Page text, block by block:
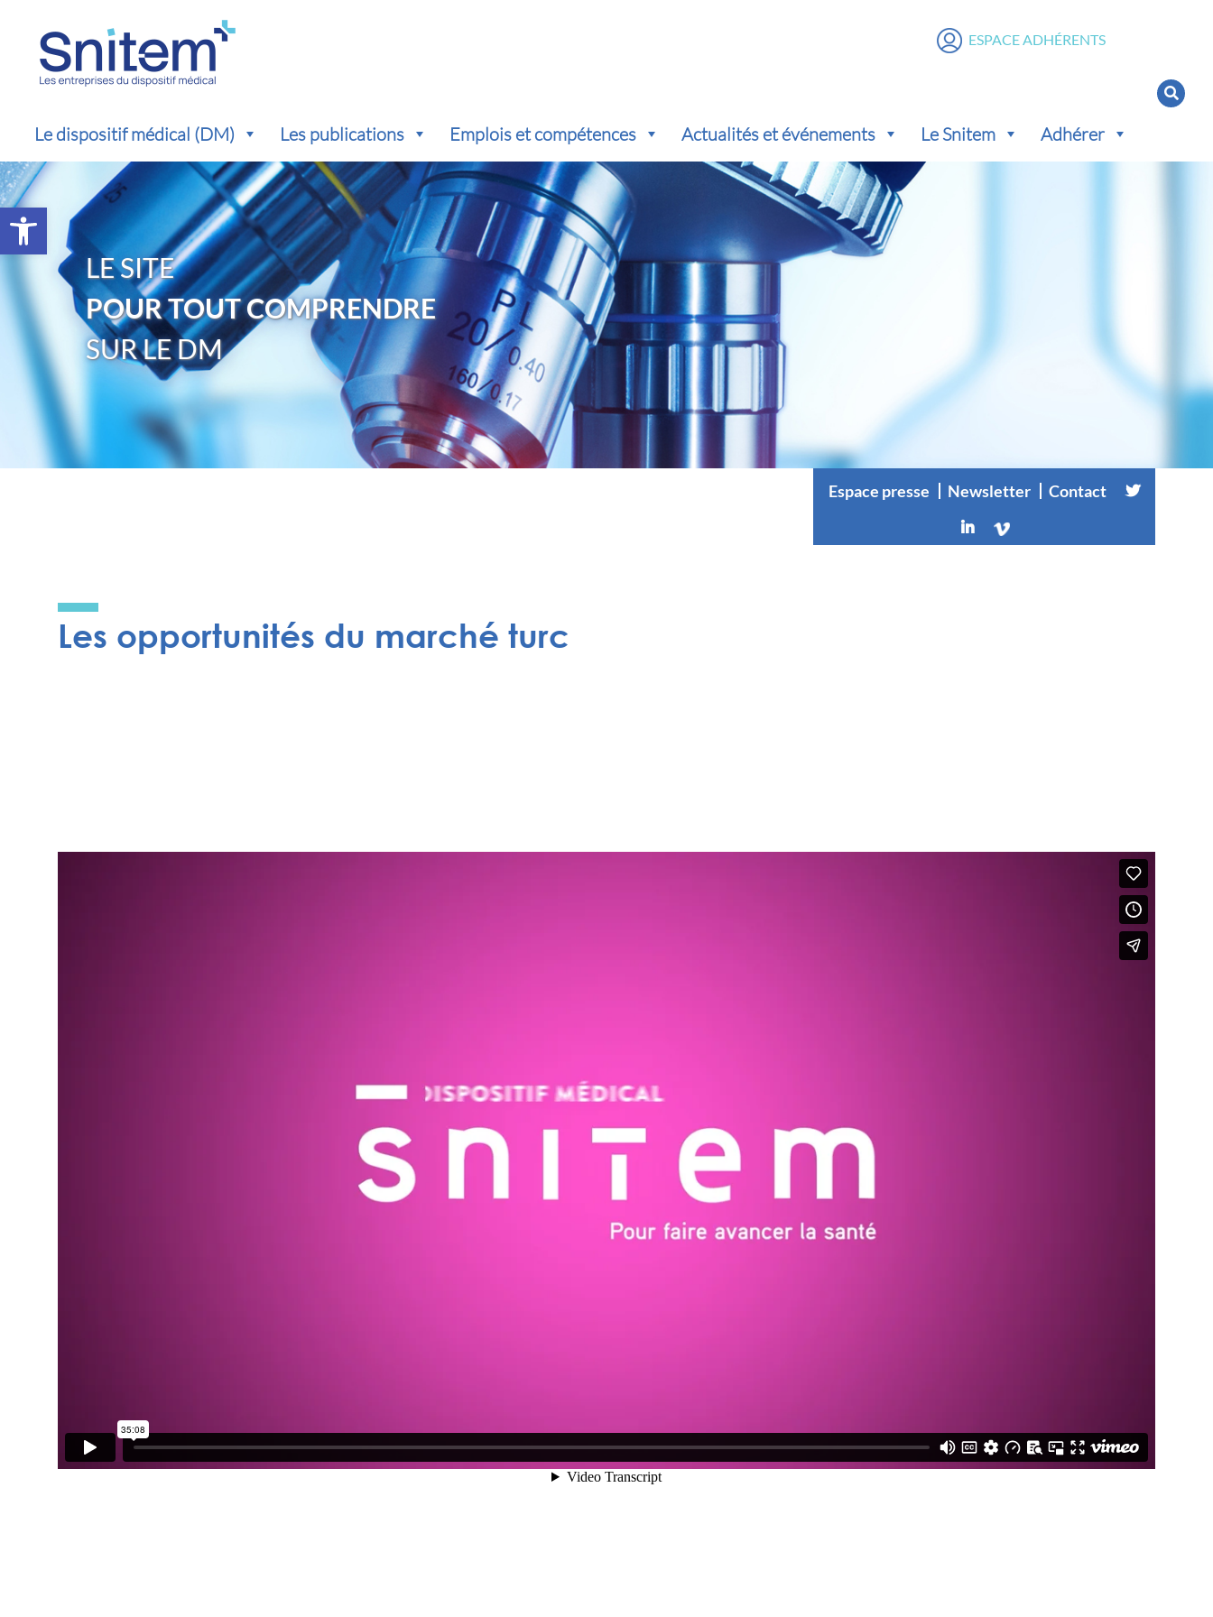
Ouvrir la barre d’outils
Le dispositif médical (DM) Les publications Emplois et compétences Actualités et événements Le Snitem Adhérer
ESPACE ADHÉRENTS
LE SITE
POUR TOUT COMPRENDRE
SUR LE DM
Espace presse Newsletter Contact
Les opportunités du marché turc